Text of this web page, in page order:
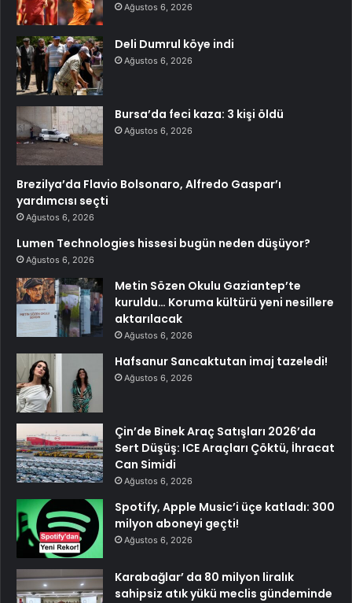
Ağustos 6, 2026
Deli Dumrul köye indi
Ağustos 6, 2026
Bursa’da feci kaza: 3 kişi öldü
Ağustos 6, 2026
Brezilya’da Flavio Bolsonaro, Alfredo Gaspar’ı
yardımcısı seçti
Ağustos 6, 2026
Lumen Technologies hissesi bugün neden düşüyor?
Ağustos 6, 2026
Metin Sözen Okulu Gaziantep’te
kuruldu… Koruma kültürü yeni nesillere
aktarılacak
Ağustos 6, 2026
Hafsanur Sancaktutan imaj tazeledi!
Ağustos 6, 2026
Çin’de Binek Araç Satışları 2026’da
Sert Düşüş: ICE Araçları Çöktü, İhracat
Can Simidi
Ağustos 6, 2026
Spotify, Apple Music’i üçe katladı: 300
milyon aboneyi geçti!
Ağustos 6, 2026
Karabağlar’ da 80 milyon liralık
sahipsiz atık yükü meclis gündeminde